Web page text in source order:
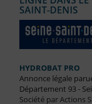
SAINT-DENIS
HYDROBAT PRO
Annonce légale
Département 93 -
Société par Actions